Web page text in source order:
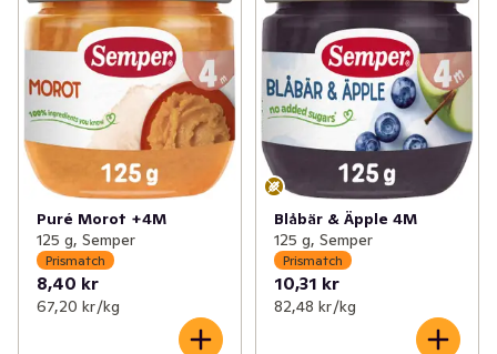
✓ Prismatch: Bröd & Bageri (29)
Prismatch: Dryck (33)
✓ Prismatch: Mejeri, Ost & Juice (107)
✓ Prismatch: Kött & Chark
✓ Prismatch: Skafferi
✓ Prismatch: Barnmat, Blöjor & Barntillbehör
✓ Prismatch: Färdigmat & Mellanmål (44)
Prismatch: Välling (16)
✓ Prismatch: Barnmat (5)
✓ Prismatch: Blöjor (13)
✓ Prismatch: Babyvård & Barntillbehör
Puré Morot +4M
125 g, Semper
Prismatch
8,40 kr
67,20 kr /kg
Blåbär & Äpple 4M
125 g, Semper
Prismatch
10,31 kr
82,48 kr /kg